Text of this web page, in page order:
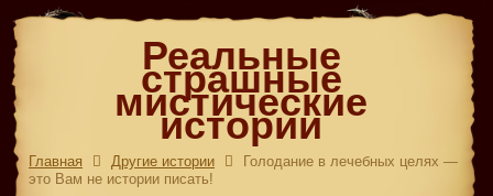
Реальные
страшные
мистические
истории
Главная Другие истории
Голодание в лечебных целях —
это Вам не истории писать!